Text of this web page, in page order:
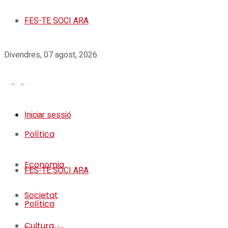
FES-TE SOCI ARA
Divendres, 07 agost, 2026
Iniciar sessió
Política
Economia
Societat
FES-TE SOCI ARA
Política